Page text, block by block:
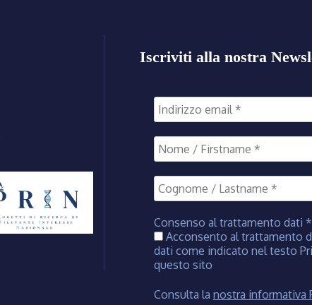
Iscriviti alla nostra
Consenso al trattamento dati *
Acconsento al trattamento
dati come indicato nel testo
questo sito
Consulta la nostra informativa